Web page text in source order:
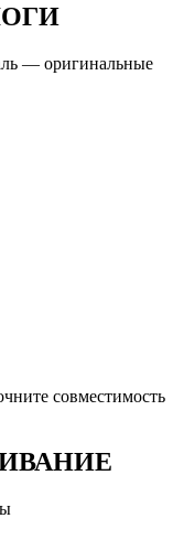
— оригинальные
совместимость